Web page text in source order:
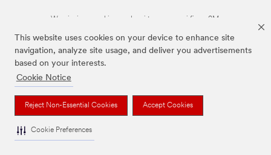
This website uses cookies on your device to enhance site
navigation, analyze site usage, and deliver you advertisements
based on your interests.
Cookie Notice
Reject Non-Essential Cookies Accept Cookies
Cookie Preferences
Wymienione marki są znakami towarowymi firmy 3M.